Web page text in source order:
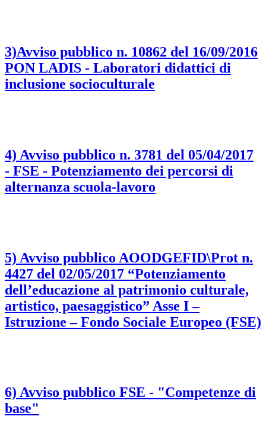
3)Avviso pubblico n. 10862 del 16/09/2016
PON LADIS - Laboratori didattici di
inclusione socioculturale
4) Avviso pubblico n. 3781 del 05/04/2017
- FSE - Potenziamento dei percorsi di
alternanza scuola-lavoro
5) Avviso pubblico AOODGEFID\Prot n.
4427 del 02/05/2017 “Potenziamento
dell’educazione al patrimonio culturale,
artistico, paesaggistico” Asse I –
Istruzione – Fondo Sociale Europeo (FSE)
6) Avviso pubblico FSE - "Competenze di
base"